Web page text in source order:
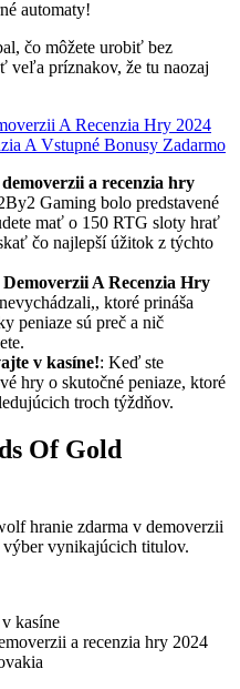
automaty!
čo môžete urobiť bez
veľa príznakov, že tu naozaj
A Recenzia Hry 2024
A Vstupné Bonusy Zadarmo
a recenzia hry
Gaming bolo predstavené
mať o 150 RTG sloty hrať
čo najlepší úžitok z týchto
A Recenzia Hry
ktoré prináša
peniaze sú preč a nič
v kasíne!: Keď ste
hry o skutočné peniaze, ktoré
troch týždňov.
Of Gold
hranie zdarma v demoverzii
výber vynikajúcich titulov.
kasíne
a recenzia hry 2024